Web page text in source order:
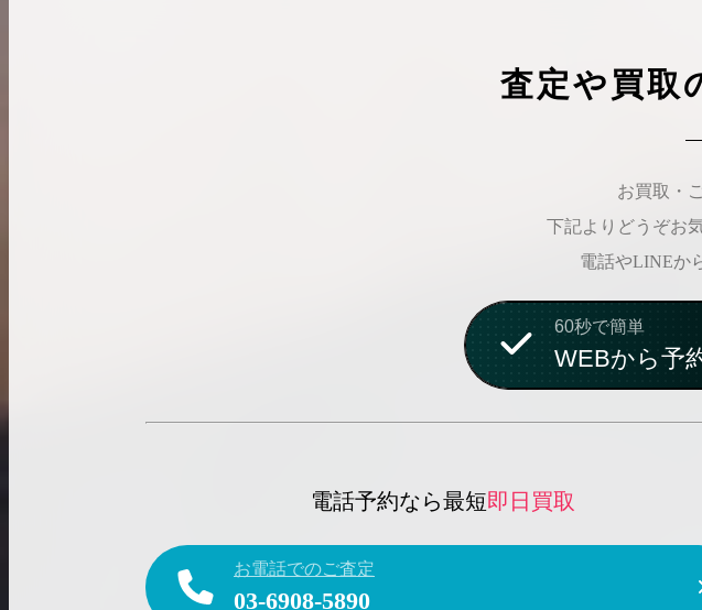
査定や買取
お買取・
下記よりどうぞお
電話やLINEか
60秒で簡単
WEBから予
電話予約なら最短即日買取
お電話でのご査定
03-6908-5890